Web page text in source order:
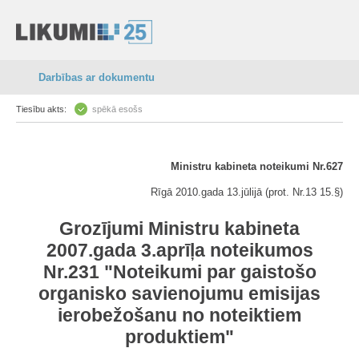
Darbības ar dokumentu
Tiesību akts: spēkā esošs
Ministru kabineta noteikumi Nr.627
Rīgā 2010.gada 13.jūlijā (prot. Nr.13 15.§)
Grozījumi Ministru kabineta
2007.gada 3.aprīļa noteikumos
Nr.231 "Noteikumi par gaistošo
organisko savienojumu emisijas
ierobežošanu no noteiktiem
produktiem"